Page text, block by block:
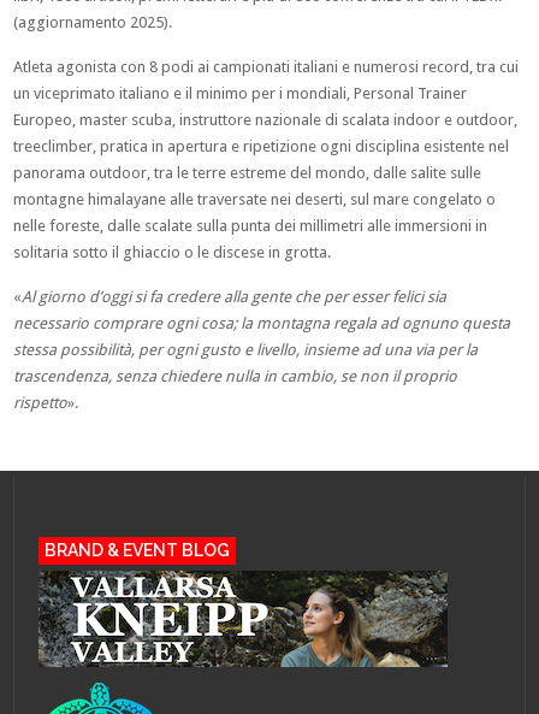
(aggiornamento 2025).
Atleta agonista con 8 podi ai campionati italiani e numerosi record, tra cui
un viceprimato italiano e il minimo per i mondiali, Personal Trainer
Europeo, master scuba, instruttore nazionale di scalata indoor e outdoor,
treeclimber, pratica in apertura e ripetizione ogni disciplina esistente nel
panorama outdoor, tra le terre estreme del mondo, dalle salite sulle
montagne himalayane alle traversate nei deserti, sul mare congelato o
nelle foreste, dalle scalate sulla punta dei millimetri alle immersioni in
solitaria sotto il ghiaccio o le discese in grotta.
«Al giorno d’oggi si fa credere alla gente che per esser felici sia
necessario comprare ogni cosa; la montagna regala ad ognuno questa
stessa possibilità, per ogni gusto e livello, insieme ad una via per la
trascendenza, senza chiedere nulla in cambio, se non il proprio
rispetto».
BRAND & EVENT BLOG